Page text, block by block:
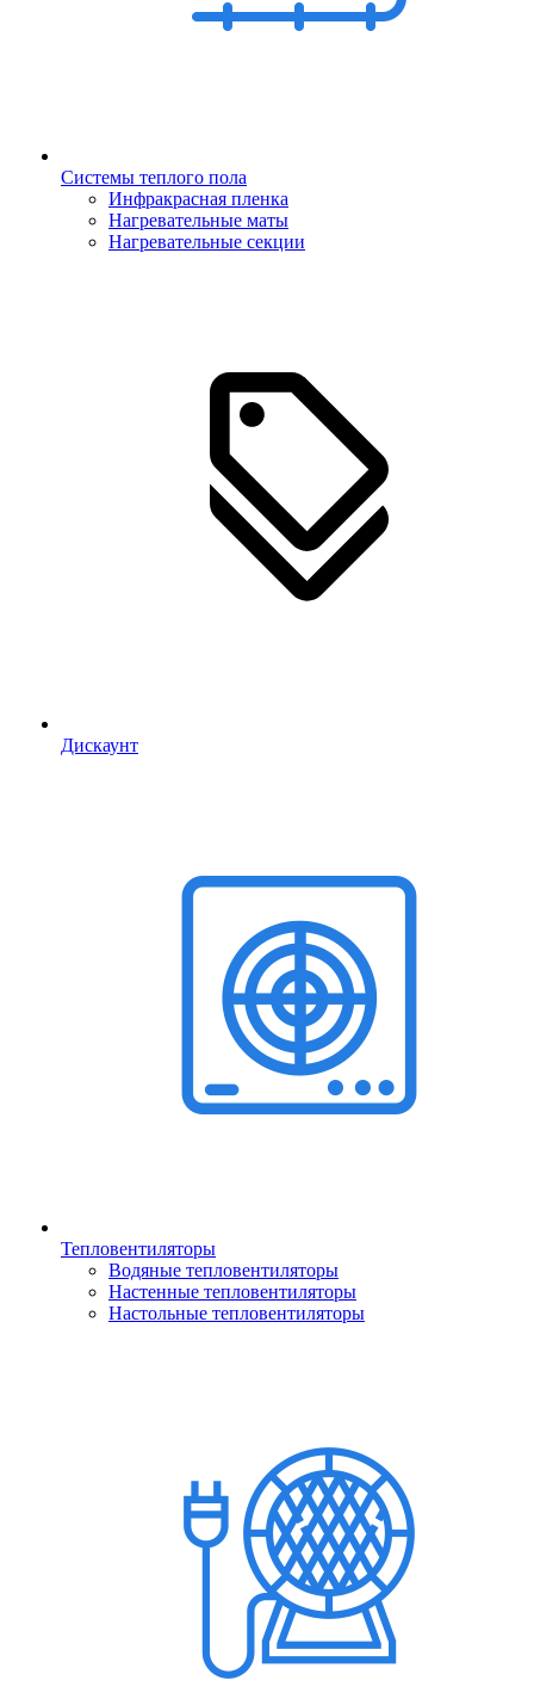
Системы теплого пола
Инфракрасная пленка
Нагревательные маты
Нагревательные секции
Дискаунт
Тепловентиляторы
Водяные тепловентиляторы
Настенные тепловентиляторы
Настольные тепловентиляторы